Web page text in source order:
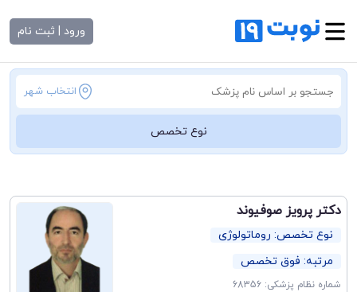
ورود | ثبت نام
انتخاب شهر
نوع تخصص
دکتر پرویز صوفیوند
نوع تخصص: روماتولوژی
مرتبه: فوق تخصص
شماره نظام پزشکی: 68356